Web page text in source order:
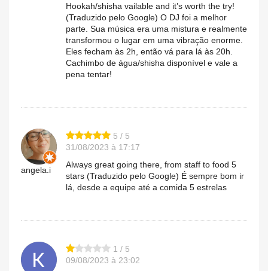
Hookah/shisha vailable and it’s worth the try!
(Traduzido pelo Google) O DJ foi a melhor
parte. Sua música era uma mistura e realmente
transformou o lugar em uma vibração enorme.
Eles fecham às 2h, então vá para lá às 20h.
Cachimbo de água/shisha disponível e vale a
pena tentar!
angela.i
5 / 5
31/08/2023 à 17:17
Always great going there, from staff to food 5
stars (Traduzido pelo Google) É sempre bom ir
lá, desde a equipe até a comida 5 estrelas
1 / 5
09/08/2023 à 23:02